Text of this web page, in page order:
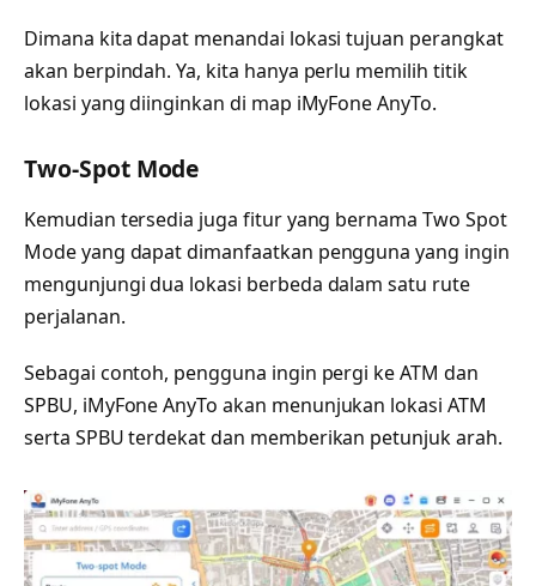
Dimana kita dapat menandai lokasi tujuan perangkat
akan berpindah. Ya, kita hanya perlu memilih titik
lokasi yang diinginkan di map iMyFone AnyTo.
Two-Spot Mode
Kemudian tersedia juga fitur yang bernama Two Spot
Mode yang dapat dimanfaatkan pengguna yang ingin
mengunjungi dua lokasi berbeda dalam satu rute
perjalanan.
Sebagai contoh, pengguna ingin pergi ke ATM dan
SPBU, iMyFone AnyTo akan menunjukan lokasi ATM
serta SPBU terdekat dan memberikan petunjuk arah.